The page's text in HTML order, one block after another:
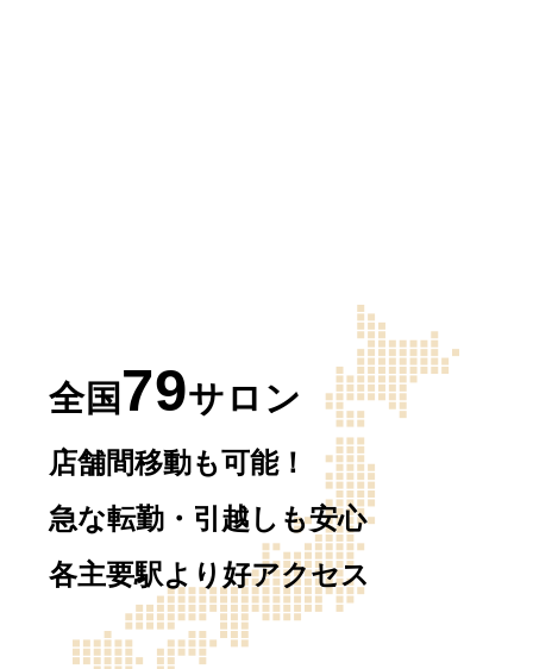
全国 79サロン
店舗間移動も可能！
急な転勤・引越しも安心
各主要駅より好アクセス